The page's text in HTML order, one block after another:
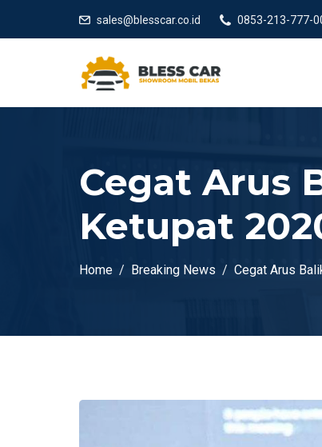
sales@blesscar.co.id 0853-213-777-
Cegat Arus
Ketupat
Home Breaking News Cegat Arus